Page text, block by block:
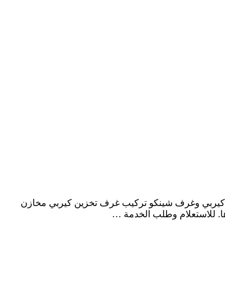
وغرف شينكو تركيب غرف تخزين كيربي مخازن
للاستعلام وطلب الخدمة …